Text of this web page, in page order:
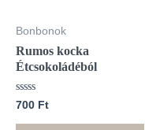
Bonbonok
Rumos kocka
Étcsokoládéból
Értékelés:
/
700 Ft